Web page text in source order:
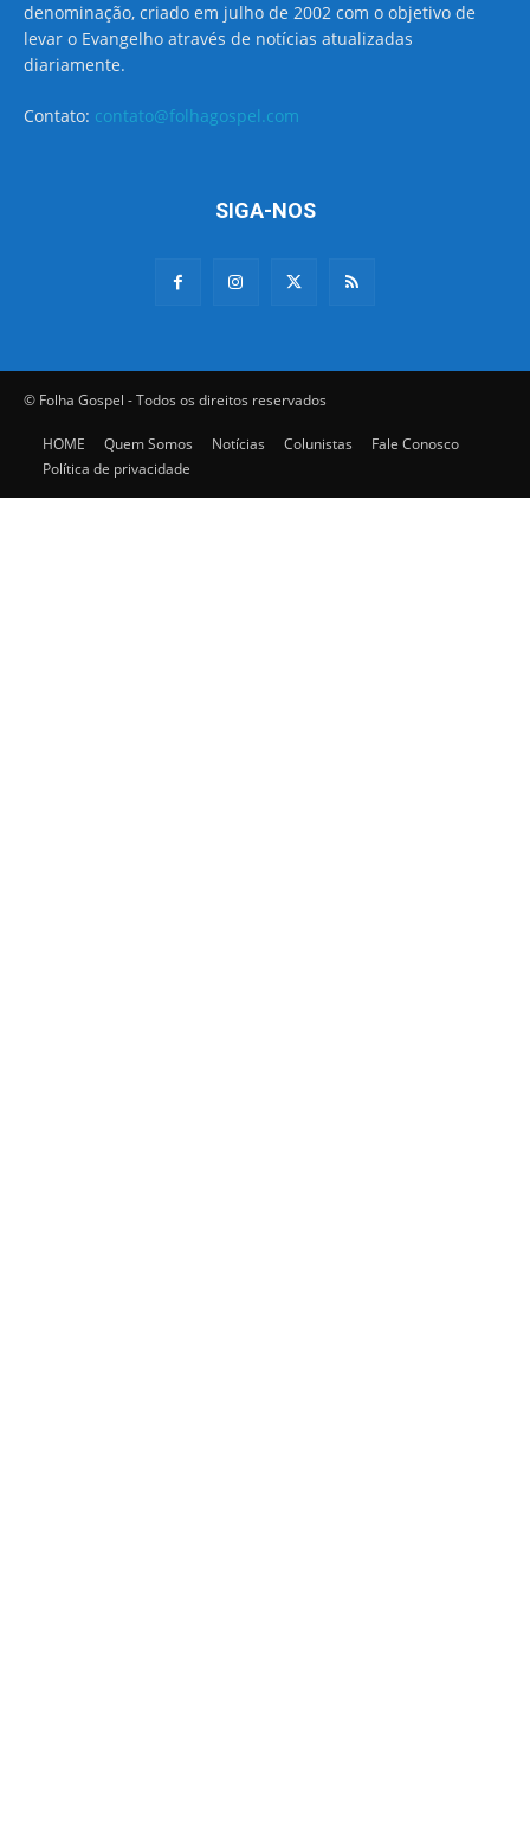
denominação, criado em julho de 2002 com o objetivo de
levar o Evangelho através de notícias atualizadas
diariamente.
Contato: contato@folhagospel.com
SIGA-NOS
© Folha Gospel - Todos os direitos reservados
HOME Quem Somos Notícias Colunistas
Fale Conosco
Política de privacidade